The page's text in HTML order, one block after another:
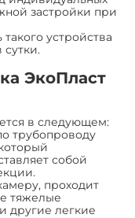
застройки при
устройства
ЭкоПласт
в следующем:
трубопроводу
собой
проходит
тяжелые
другие легкие